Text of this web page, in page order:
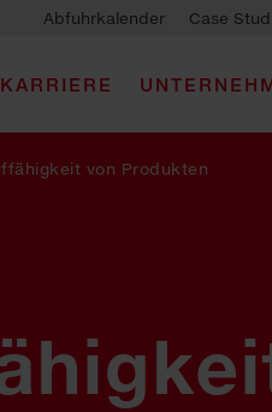
Abfuhrkalender Case
KARRIERE
von Produkten